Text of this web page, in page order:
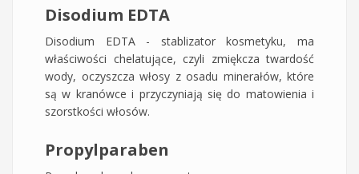
Disodium EDTA
Disodium EDTA - stablizator kosmetyku, ma
właściwości chelatujące, czyli zmiękcza twardość
wody, oczyszcza włosy z osadu minerałów, które
są w kranówce i przyczyniają się do matowienia i
szorstkości włosów.
Propylparaben